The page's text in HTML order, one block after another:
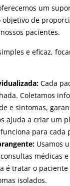
um
objetivo de
pacientes.
e eficaz,
Cada
Coletamos
e sintomas,
ajuda a criar um
para cada
Usamos
médicas
é tratar o
isolados.